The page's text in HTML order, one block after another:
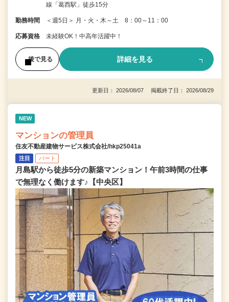
線「葛西駅」徒歩15分
勤務時間 ＜週5日＞ 月・火・木～土 8：00～11：00
応募資格 未経験OK！中高年活躍中！
後で見る 詳細を見る
更新日： 2026/08/07 掲載終了日： 2026/08/29
NEW
マンションの管理員
住友不動産建物サービス株式会社/hkp25041a
注目 パート
月島駅から徒歩5分の新築マンション！午前3時間の仕事
で無理なく働けます♪【中央区】